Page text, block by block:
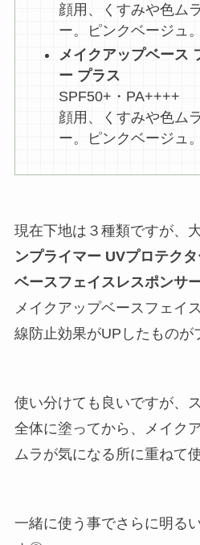
顔用、くすみや色ム
ー。ピンクベージュ。
メイクアップベース
ー プラス
SPF50+・PA++++
顔用、くすみや色ム
ー。ピンクベージュ。
現在下地は３種類ですが、
ンプライマー UVプロテクタ
ベースフェイスレスポンサー
メイクアップベースフェイ
線防止効果がUPしたものが
使い分けても良いですが、
全体に塗ってから、メイク
ムラが気になる所に重ねて
一緒に使う事でさらに明る